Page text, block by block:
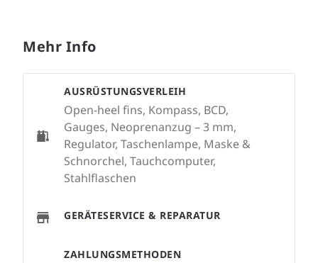
Mehr Info
AUSRÜSTUNGSVERLEIH
Open-heel fins, Kompass, BCD,
Gauges, Neoprenanzug – 3 mm,
Regulator, Taschenlampe, Maske &
Schnorchel, Tauchcomputer,
Stahlflaschen
GERÄTESERVICE & REPARATUR
ZAHLUNGSMETHODEN